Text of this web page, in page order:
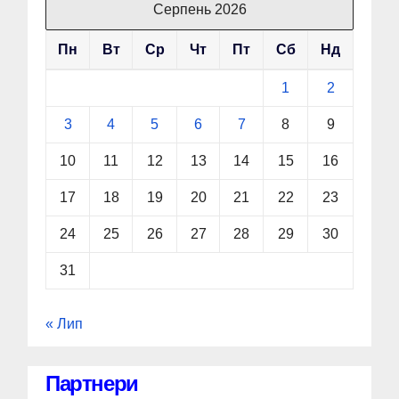
Серпень 2026
Пн Вт Ср Чт Пт Сб Нд
1 2
3 4 5 6 7 8 9
10 11 12 13 14 15 16
17 18 19 20 21 22 23
24 25 26 27 28 29 30
31
« Лип
Партнери